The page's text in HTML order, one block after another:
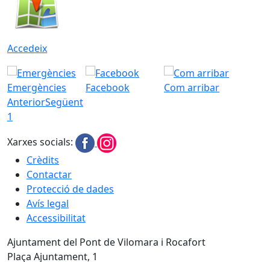
Accedeix
Emergències Facebook
Com arribar
AnteriorSegüent
1
Xarxes socials:
Crèdits
Contactar
Protecció de dades
Avís legal
Accessibilitat
Ajuntament del Pont de Vilomara i Rocafort
Plaça Ajuntament, 1